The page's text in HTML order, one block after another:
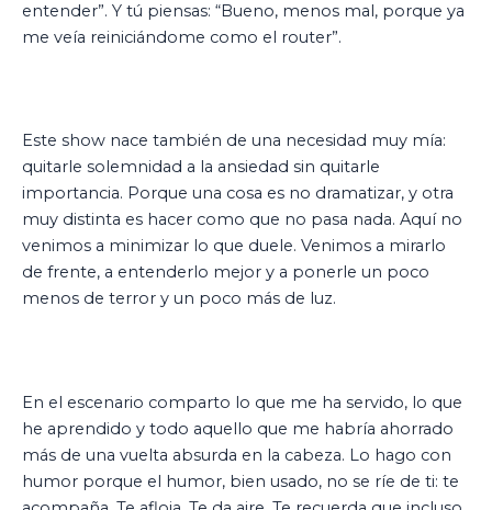
entender”. Y tú piensas: “Bueno, menos mal, porque ya
me veía reiniciándome como el router”.
Este show nace también de una necesidad muy mía:
quitarle solemnidad a la ansiedad sin quitarle
importancia. Porque una cosa es no dramatizar, y otra
muy distinta es hacer como que no pasa nada. Aquí no
venimos a minimizar lo que duele. Venimos a mirarlo
de frente, a entenderlo mejor y a ponerle un poco
menos de terror y un poco más de luz.
En el escenario comparto lo que me ha servido, lo que
he aprendido y todo aquello que me habría ahorrado
más de una vuelta absurda en la cabeza. Lo hago con
humor porque el humor, bien usado, no se ríe de ti: te